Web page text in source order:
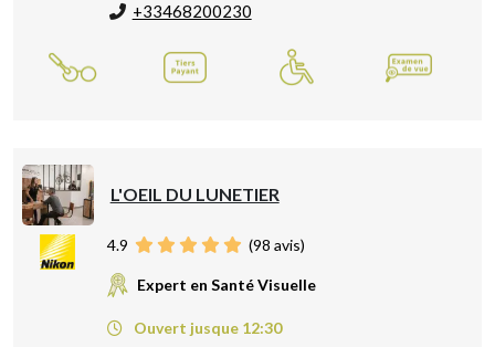
+33468200230
L'OEIL DU LUNETIER
4.9 (98 avis)
Expert en Santé Visuelle
Ouvert jusque 12:30